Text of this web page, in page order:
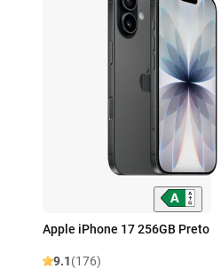
Apple iPhone 17 256GB Preto
9.1(176)